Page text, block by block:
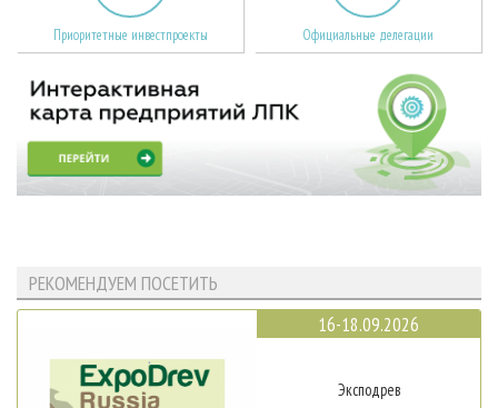
Приоритетные инвестпроекты Официальные делегации
РЕКОМЕНДУЕМ ПОСЕТИТЬ
16-18.09.2026
Эксподрев